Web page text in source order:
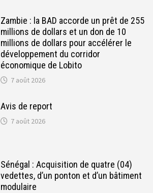
Zambie : la BAD accorde un prêt de 255
millions de dollars et un don de 10
millions de dollars pour accélérer le
développement du corridor
économique de Lobito
7 août 2026
Avis de report
7 août 2026
Sénégal : Acquisition de quatre (04)
vedettes, d’un ponton et d’un bâtiment
modulaire